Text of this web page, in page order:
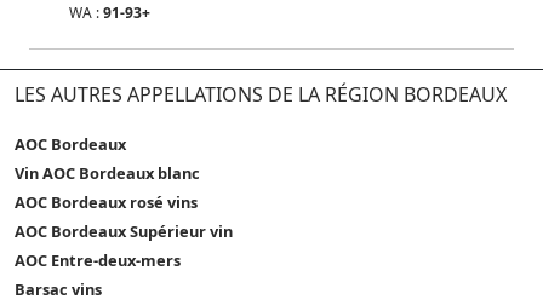
WA :91-93+
LES AUTRES APPELLATIONS DE LA RÉGION BORDEAUX
AOC Bordeaux
Vin AOC Bordeaux blanc
AOC Bordeaux rosé vins
AOC Bordeaux Supérieur vin
AOC Entre-deux-mers
Barsac vins